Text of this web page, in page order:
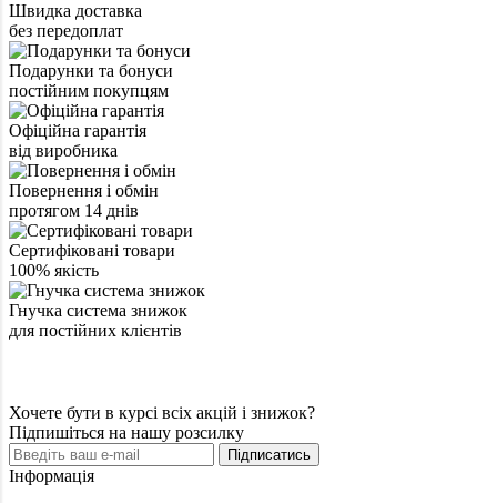
Швидка доставка
без передоплат
Подарунки та бонуси
постійним покупцям
Офіційна гарантія
від виробника
Повернення і обмін
протягом 14 днів
Сертифіковані товари
100% якість
Гнучка система знижок
для постійних клієнтів
Хочете бути в курсі всіх акцій і знижок?
Підпишіться на нашу розсилку
Підписатись
Інформація